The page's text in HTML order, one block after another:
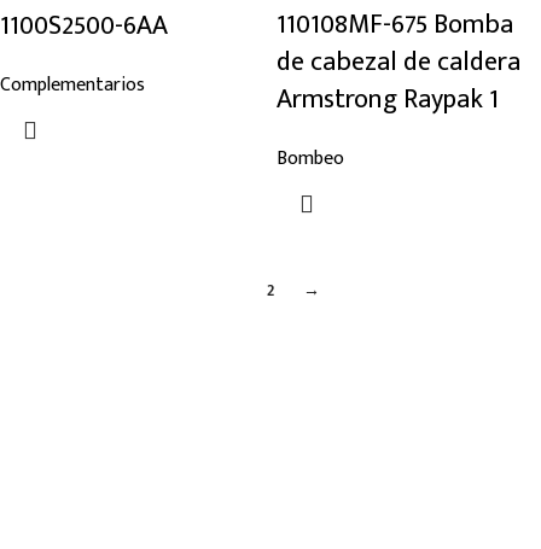
1100S2500-6AA
Complementarios
110108MF-675 Bomba
de cabezal de caldera
Armstrong Raypak 1
Bombeo
2 →